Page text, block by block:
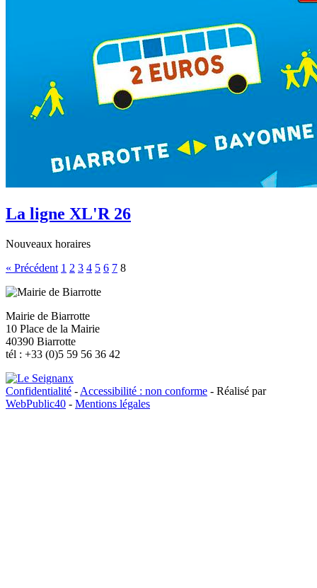
La ligne XL'R 26
Nouveaux horaires
« Précédent 1 2 3 4 5 6 7 8
Mairie de Biarrotte
10 Place de la Mairie
40390 Biarrotte
tél : +33 (0)5 59 56 36 42
Confidentialité - Accessibilité : non conforme - Réalisé par
WebPublic40 - Mentions légales